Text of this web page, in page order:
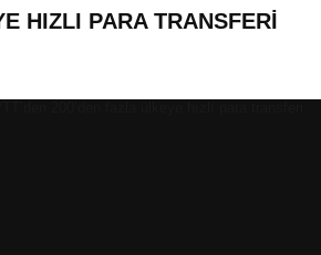
HIZLI PARA TRANSFERI